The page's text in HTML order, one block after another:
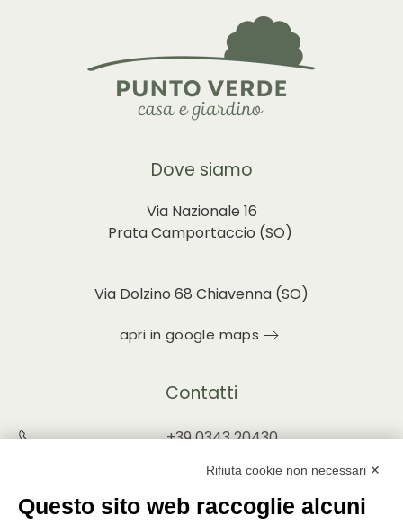
Dove siamo
Via Nazionale 16
Prata Camportaccio (SO)
Via Dolzino 68 Chiavenna (SO)
apri in google maps
Contatti
+39 0343 20430
INFO@PUNTOVERDEPRATA.IT
Rifiuta cookie non necessari ✕
Questo sito web raccoglie alcuni